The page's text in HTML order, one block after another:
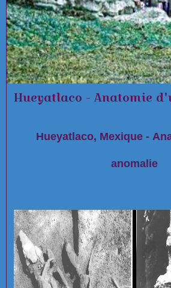
Hueyatlaco - Anatomie
Hueyatlaco, Mexique -
anomalie